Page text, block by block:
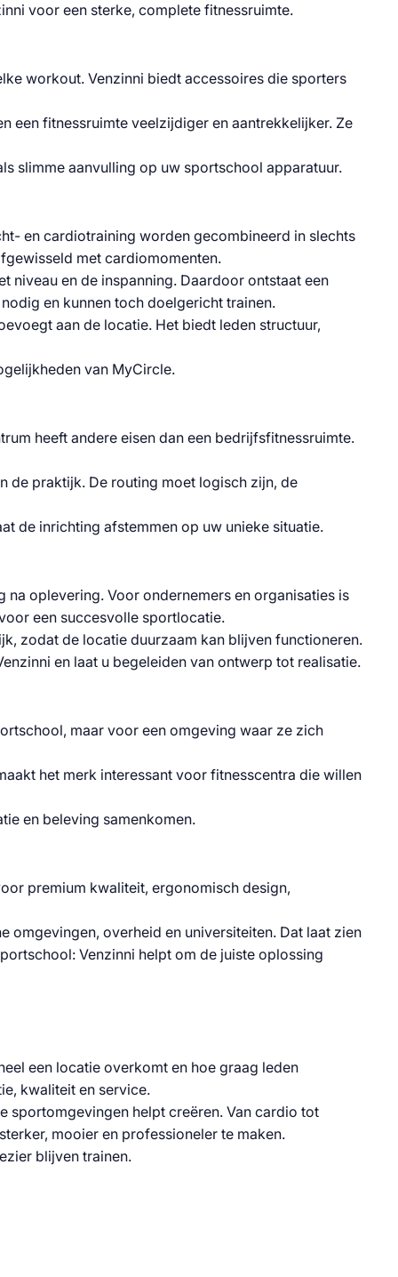
voor een sterke, complete fitnessruimte.
workout. Venzinni biedt accessoires die sporters
een fitnessruimte veelzijdiger en aantrekkelijker. Ze
slimme aanvulling op uw sportschool apparatuur.
en cardiotraining worden gecombineerd in slechts
met cardiomomenten.
niveau en de inspanning. Daardoor ontstaat een
en kunnen toch doelgericht trainen.
aan de locatie. Het biedt leden structuur,
van MyCircle.
heeft andere eisen dan een bedrijfsfitnessruimte.
de praktijk. De routing moet logisch zijn, de
de inrichting afstemmen op uw unieke situatie.
oplevering. Voor ondernemers en organisaties is
een succesvolle sportlocatie.
zodat de locatie duurzaam kan blijven functioneren.
en laat u begeleiden van ontwerp tot realisatie.
maar voor een omgeving waar ze zich
het merk interessant voor fitnesscentra die willen
en beleving samenkomen.
premium kwaliteit, ergonomisch design,
overheid en universiteiten. Dat laat zien
Venzinni helpt om de juiste oplossing
een locatie overkomt en hoe graag leden
kwaliteit en service.
sportomgevingen helpt creëren. Van cardio tot
mooier en professioneler te maken.
blijven trainen.